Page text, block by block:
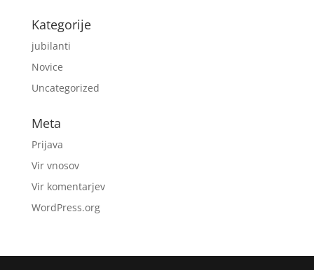
Kategorije
jubilanti
Novice
Uncategorized
Meta
Prijava
Vir vnosov
Vir komentarjev
WordPress.org